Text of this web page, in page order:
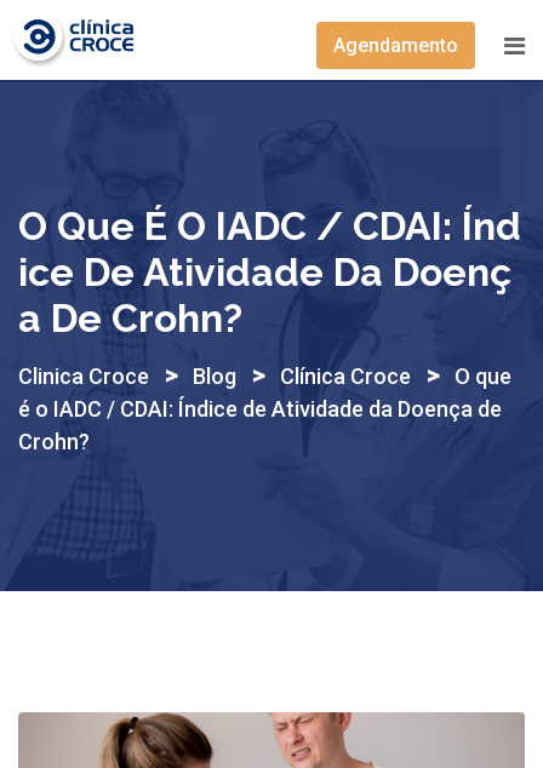
Skip
content
Agendamento
O Que É O IADC / CDAI: Índ
Ice De Atividade Da Doenç
A De Crohn?
Clinica Croce > Blog > Clínica Croce >
O que
é o IADC / CDAI: Índice de Atividade da Doença de
Crohn?